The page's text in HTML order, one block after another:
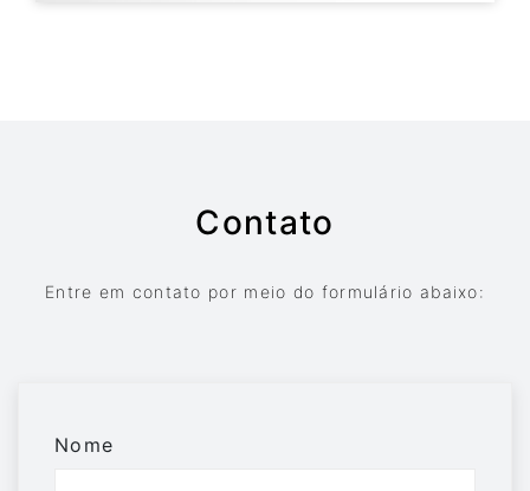
Contato
Entre em contato por meio do formulário abaixo:
Nome